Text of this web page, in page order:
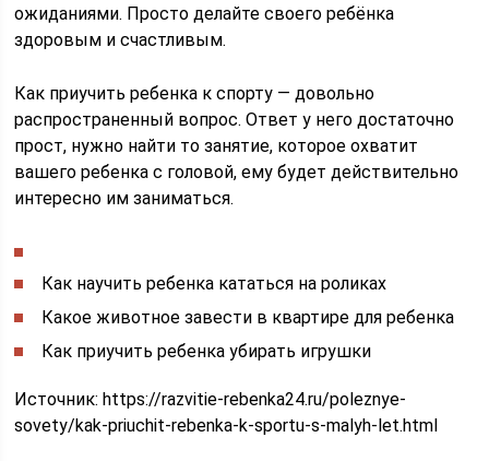
ожиданиями. Просто делайте своего ребёнка
здоровым и счастливым.
Как приучить ребенка к спорту — довольно
распространенный вопрос. Ответ у него достаточно
прост, нужно найти то занятие, которое охватит
вашего ребенка с головой, ему будет действительно
интересно им заниматься.
Как научить ребенка кататься на роликах
Какое животное завести в квартире для ребенка
Как приучить ребенка убирать игрушки
Источник:https://razvitie-rebenka24.ru/poleznye-
sovety/kak-priuchit-rebenka-k-sportu-s-malyh-let.html